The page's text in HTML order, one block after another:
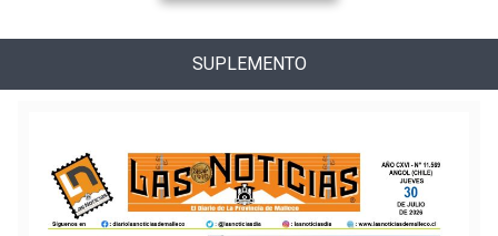
SUPLEMENTO